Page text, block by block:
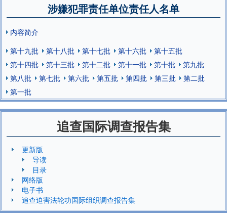
涉嫌犯罪责任单位责任人名单
内容简介
第十九批
第十八批 第十七批 第十六批
第十五批
第十四批
第十三批 第十二批 第十一批 第十批
第九批
第八批
第七批 第六批 第五批 第四批 第三批
第二批
第一批
追查国际调查报告集
更新版
导读
目录
网络版
电子书
追查迫害法轮功国际组织调查报告集